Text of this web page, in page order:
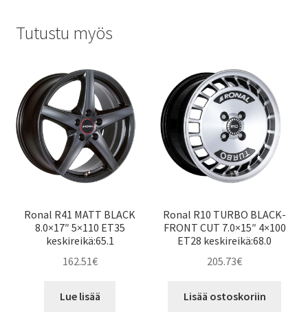
Tutustu myös
Ronal R41 MATT BLACK
8.0×17″ 5×110 ET35
keskireikä:65.1
162.51€
Lue lisää
Ronal R10 TURBO BLACK-
FRONT CUT 7.0×15″ 4×100
ET28 keskireikä:68.0
205.73€
Lisää ostoskoriin